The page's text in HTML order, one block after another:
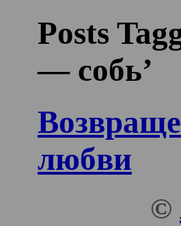
Posts
— собь’
любви
©